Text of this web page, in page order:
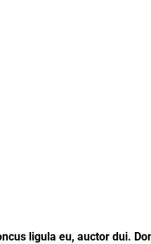
ligula eu, auctor dui.